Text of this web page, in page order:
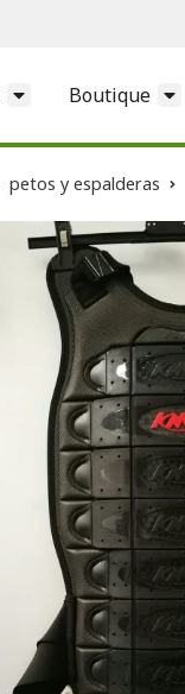
Boutique
petos y espalderas